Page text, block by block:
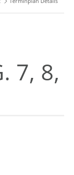
7, 8,